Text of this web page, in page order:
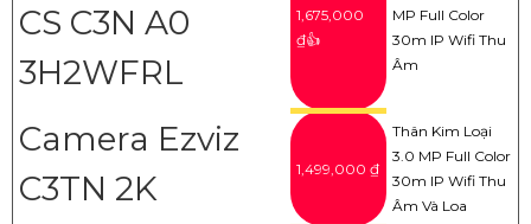
CS C3N A0
3H2WFRL
1,675,000
₫👍
MP Full Color
30m IP Wifi Thu
Âm
Camera Ezviz
C3TN 2K
1,499,000 ₫
Thân Kim Loại
3.0 MP Full Color
30m IP Wifi Thu
Âm Và Loa